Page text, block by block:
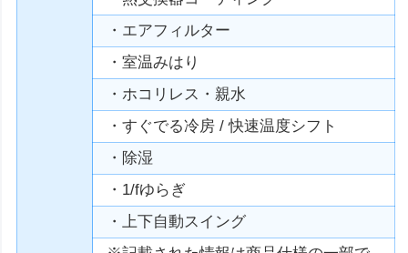
・エアフィルター
・室温みはり
・ホコリレス・親水
・すぐでる冷房 / 快速温度シフト
・除湿
・1/fゆらぎ
・上下自動スイング